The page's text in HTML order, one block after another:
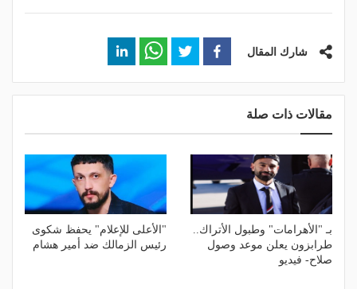
شارك المقال
مقالات ذات صلة
بـ "الأهرامات" وطبول الأتراك..
طرابزون يعلن موعد وصول
صلاح- فيديو
"الأعلى للإعلام" يحفظ شكوى
رئيس الزمالك ضد أمير هشام